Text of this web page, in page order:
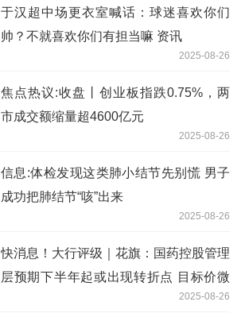
于汉超中场更衣室喊话：球迷喜欢你们
帅？不就喜欢你们有担当嘛 资讯
2025-08-26
焦点热议:收盘丨创业板指跌0.75%，两
市成交额缩量超4600亿元
2025-08-26
信息:体检发现这类肺小结节先别慌 男子
成功把肺结节“咳”出来
2025-08-26
快消息！大行评级｜花旗：国药控股管理
层预期下半年起或出现转折点 目标价微
2025-08-26